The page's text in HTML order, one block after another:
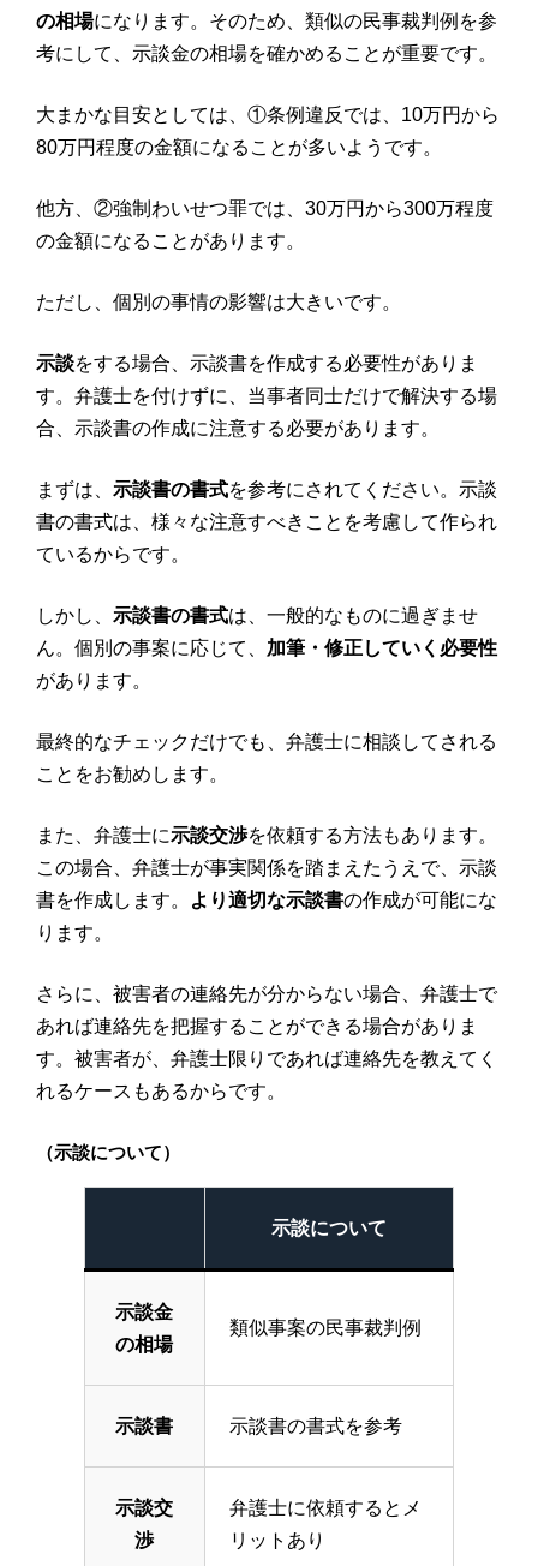
の相場になります。そのため、類似の民事裁判例を参
考にして、示談金の相場を確かめることが重要です。
大まかな目安としては、①条例違反では、10万円から
80万円程度の金額になることが多いようです。
他方、②強制わいせつ罪では、30万円から300万程度
の金額になることがあります。
ただし、個別の事情の影響は大きいです。
示談をする場合、示談書を作成する必要性がありま
す。弁護士を付けずに、当事者同士だけで解決する場
合、示談書の作成に注意する必要があります。
まずは、 示談書の書式を参考にされてください。示談
書の書式は、様々な注意すべきことを考慮して作られ
ているからです。
しかし、 示談書の書式は、一般的なものに過ぎませ
ん。個別の事案に応じて、 加筆・修正していく必要性
があります。
最終的なチェックだけでも、弁護士に相談してされる
ことをお勧めします。
また、弁護士に示談交渉を依頼する方法もあります。
この場合、弁護士が事実関係を踏まえたうえで、示談
書を作成します。
より適切な示談書の作成が可能にな
ります。
さらに、被害者の連絡先が分からない場合、弁護士で
あれば連絡先を把握することができる場合がありま
す。被害者が、弁護士限りであれば連絡先を教えてく
れるケースもあるからです。
（示談について）
示談について
示談金
の相場
類似事案の民事裁判例
示談書 示談書の書式を参考
示談交
渉
弁護士に依頼するとメ
リットあり